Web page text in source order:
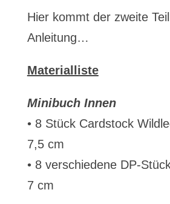
Hier kommt der zweite
Anleitung…
Materialliste
Minibuch Innen
• 8 Stück Cardstock
7,5 cm
• 8 verschiedene DP-
7 cm